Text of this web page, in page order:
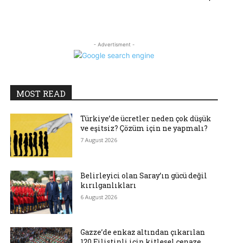
- Advertisment -
MOST READ
Türkiye’de ücretler neden çok düşük
ve eşitsiz? Çözüm için ne yapmalı?
7 August 2026
Belirleyici olan Saray’ın gücü değil
kırılganlıkları
6 August 2026
Gazze’de enkaz altından çıkarılan